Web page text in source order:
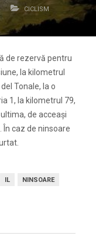
CICLISM
de rezervă pentru
la kilometrul
Tonale, la o
1, la kilometrul 79,
de acceași
În caz de ninsoare
IL
NINSOARE